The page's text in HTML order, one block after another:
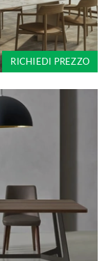
RICHIEDI PREZZO